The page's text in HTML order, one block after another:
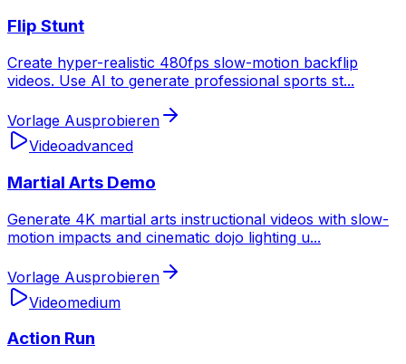
Flip Stunt
Create hyper-realistic 480fps slow-motion backflip
videos. Use AI to generate professional sports st...
Vorlage Ausprobieren
Videoadvanced
Martial Arts Demo
Generate 4K martial arts instructional videos with slow-
motion impacts and cinematic dojo lighting u...
Vorlage Ausprobieren
Videomedium
Action Run